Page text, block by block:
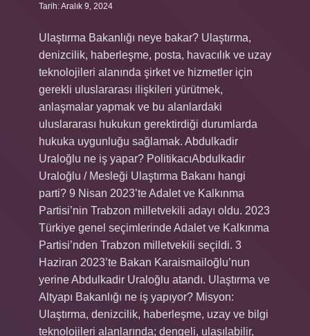
Tarih: Aralık 9, 2024
Ulaştırma Bakanlığı neye bakar? Ulaştırma,
denizcilik, haberleşme, posta, havacılık ve uzay
teknolojileri alanında şirket ve hizmetler için
gerekli uluslararası ilişkileri yürütmek,
anlaşmalar yapmak ve bu alanlardaki
uluslararası hukukun gerektirdiği durumlarda
hukuka uygunluğu sağlamak. Abdulkadir
Uraloğlu ne iş yapar? PolitikacıAbdulkadir
Uraloğlu / Mesleği Ulaştırma Bakanı hangi
parti? 9 Nisan 2023’te Adalet ve Kalkınma
Partisi’nin Trabzon milletvekili adayı oldu. 2023
Türkiye genel seçimlerinde Adalet ve Kalkınma
Partisi’nden Trabzon milletvekili seçildi. 3
Haziran 2023’te Bakan Karaismailoğlu’nun
yerine Abdulkadir Uraloğlu atandı. Ulaştırma ve
Altyapı Bakanlığı ne iş yapıyor? Misyon:
Ulaştırma, denizcilik, haberleşme, uzay ve bilgi
teknolojileri alanlarında; dengeli, ulaşılabilir,